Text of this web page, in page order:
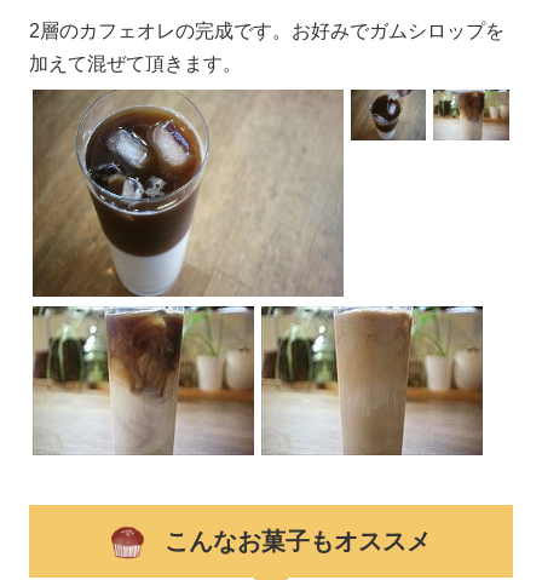
2層のカフェオレの完成です。お好みでガムシロップを
加えて混ぜて頂きます。
こんなお菓子もオススメ